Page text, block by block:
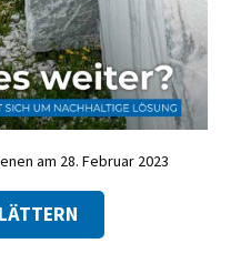
am 28. Februar 2023